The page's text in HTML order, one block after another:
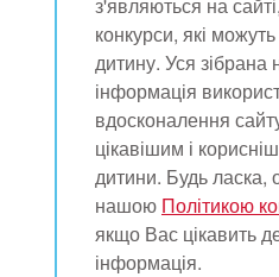
конкурси, які
дитину. Уся зібрана
інформація
вдосконалення
цікавішим і
дитини. Будь ласка,
нашою Політикою
якщо Вас цікавить
інформація.